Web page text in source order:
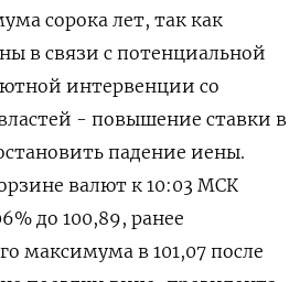
сорока лет, так как
в связи с потенциальной
интервенции со
- повышение ставки в
падение иены.
валют ​к 10:03 МСК
до ⁠100,89, ранее
максимума в 101,07 после